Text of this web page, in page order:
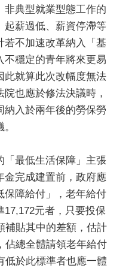
非典型就業型態工作的
起薪過低、薪資停滯等
若不加速改革納入「基
不穩定的青年將來更易
此就算此次改幅度無法
也應於修法決議時，
納入於兩年後的勞保勞
「最低生活保障」主張
金完成建置前，政府應
保障給付」，老年給付
17,172元者，只要投保
補貼其中的差額，估計
佔總全體請領老年給付
低於此標準者也應一體